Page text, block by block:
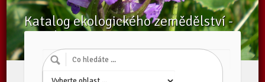
Katalog ekologického zemědělství -
Poradci v EZ
/ Katalog subjektů